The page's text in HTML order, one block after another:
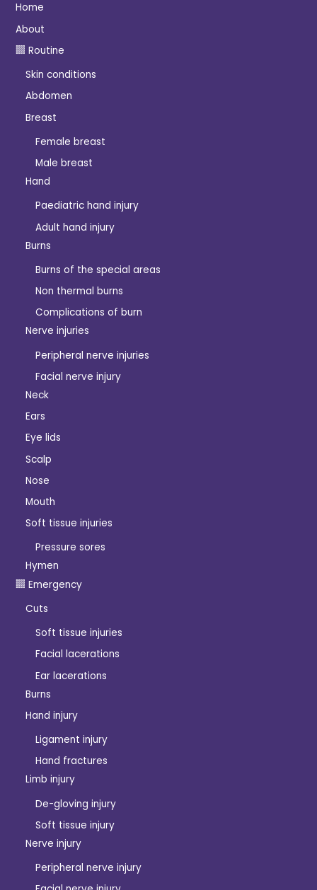
Home
About
Routine
Skin conditions
Abdomen
Breast
Female breast
Male breast
Hand
Paediatric hand injury
Adult hand injury
Burns
Burns of the special areas
Non thermal burns
Complications of burn
Nerve injuries
Peripheral nerve injuries
Facial nerve injury
Neck
Ears
Eye lids
Scalp
Nose
Mouth
Soft tissue injuries
Pressure sores
Hymen
Emergency
Cuts
Soft tissue injuries
Facial lacerations
Ear lacerations
Burns
Hand injury
Ligament injury
Hand fractures
Limb injury
De-gloving injury
Soft tissue injury
Nerve injury
Peripheral nerve injury